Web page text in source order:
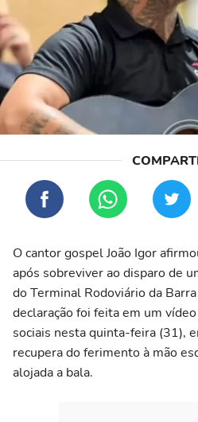
O cantor gospel João Igor
após sobreviver ao disparo de
do Terminal Rodoviário da
declaração foi feita em um
sociais nesta quinta-feira (31),
recupera do ferimento à mão
alojada a bala.